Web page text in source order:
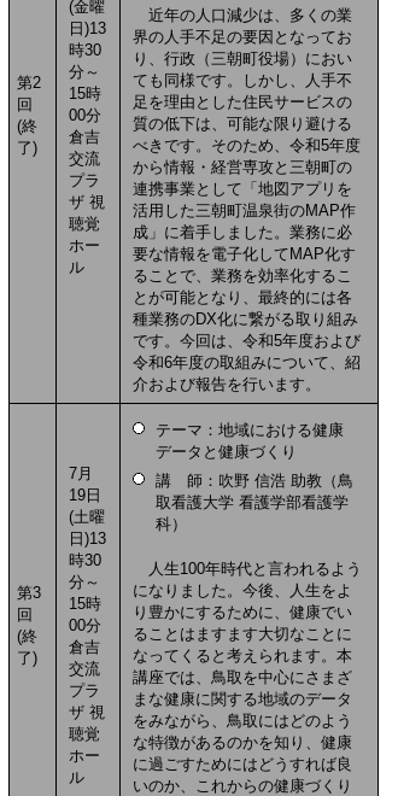
第2
回
(終
了)
(金曜
日)13
時30
分～
15時
00分
倉吉
交流
プラ
ザ 視
聴覚
ホー
ル
近年の人口減少は、多くの業
界の人手不足の要因となってお
り、行政（三朝町役場）におい
ても同様です。しかし、人手不
足を理由とした住民サービスの
質の低下は、可能な限り避ける
べきです。そのため、令和5年度
から情報・経営専攻と三朝町の
連携事業として「地図アプリを
活用した三朝町温泉街のMAP作
成」に着手しました。業務に必
要な情報を電子化してMAP化す
ることで、業務を効率化するこ
とが可能となり、最終的には各
種業務のDX化に繋がる取り組み
です。今回は、令和5年度および
令和6年度の取組みについて、紹
介および報告を行います。
第3
回
(終
了)
7月
19日
(土曜
日)13
時30
分～
15時
00分
倉吉
交流
プラ
ザ 視
聴覚
ホー
ル
テーマ：地域における健康
データと健康づくり
講 師：吹野 信浩 助教（鳥
取看護大学 看護学部看護学
科）
人生100年時代と言われるよう
になりました。今後、人生をよ
り豊かにするために、健康でい
ることはますます大切なことに
なってくると考えられます。本
講座では、鳥取を中心にさまざ
まな健康に関する地域のデータ
をみながら、鳥取にはどのよう
な特徴があるのかを知り、健康
に過ごすためにはどうすれば良
いのか、これからの健康づくり